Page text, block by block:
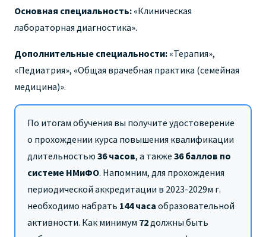
Основная специальность: «Клиническая
лабораторная диагностика».
Дополнительные специальности: «Терапия»,
«Педиатрия», «Общая врачебная практика (семейная
медицина)».
По итогам обучения вы получите удостоверение
о прохождении курса повышения квалификации
длительностью 36 часов, а также 36 баллов по
системе НМиФО. Напомним, для прохождения
периодической аккредитации в 2023-2029м г.
необходимо набрать 144 часа образовательной
активности. Как минимум 72 должны быть